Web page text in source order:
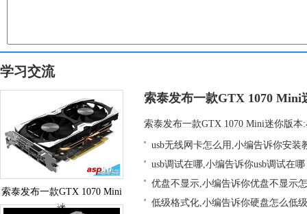
学习交流
索泰发布一款GTX 1070 Mini
迷
索泰发布一款GTX 1070 Mini
索泰发布一款GTX 1070 Mini迷你版本
usb无线网卡怎么用,小编告诉你安装
usb调试在哪,小编告诉你usb调试在哪
优盘不显示,小编告诉你优盘不显示
低级格式化,小编告诉你硬盘怎么低